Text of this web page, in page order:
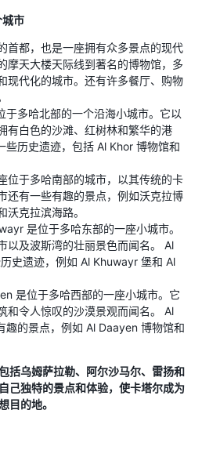
市
首都，也是一座拥有众多景点的现代
摩天大楼天际线到著名的博物馆，多
现代化的城市。还有许多餐厅、购物
于多哈北部的一个沿海小城市。它以
有白色的沙滩、红树林和繁华的港
些历史遗迹，包括 Al Khor 博物馆和
位于多哈南部的城市，以其传统的卡
还有一些有趣的景点，例如沃克拉博
沃克拉滨海路。
是位于多哈东部的一座小城市。
以及波斯湾的壮丽景色而闻名。 Al
史遗迹，例如 Al Khuwayr 堡和 Al
是位于多哈西部的一座小城市。它
和令人惊叹的沙漠景观而闻名。 Al
趣的景点，例如 Al Daayen 博物馆和
括乌姆萨拉勒、阿尔沙马尔、雷扬和
己独特的景点和体验，使卡塔尔成为
目的地。